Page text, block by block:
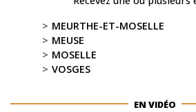
MEURTHE-ET-MOSELLE
MEUSE
MOSELLE
VOSGES
EN VIDÉO